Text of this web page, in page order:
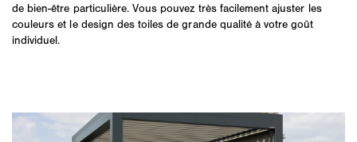
de bien-être particulière. Vous pouvez très facilement ajuster les
couleurs et le design des toiles de grande qualité à votre goût
individuel.